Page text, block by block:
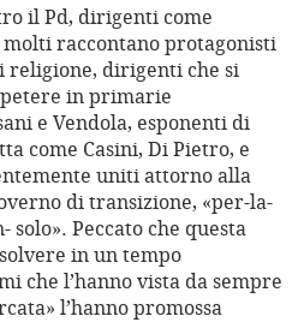
il Pd, dirigenti come
molti raccontano protagonisti
dirigenti che si
in primarie
e Vendola, esponenti di
come Casini, Di Pietro, e
uniti attorno alla
di transizione, «per-la-
solo». Peccato che questa
in un tempo
che l’hanno vista da sempre
l’hanno promossa